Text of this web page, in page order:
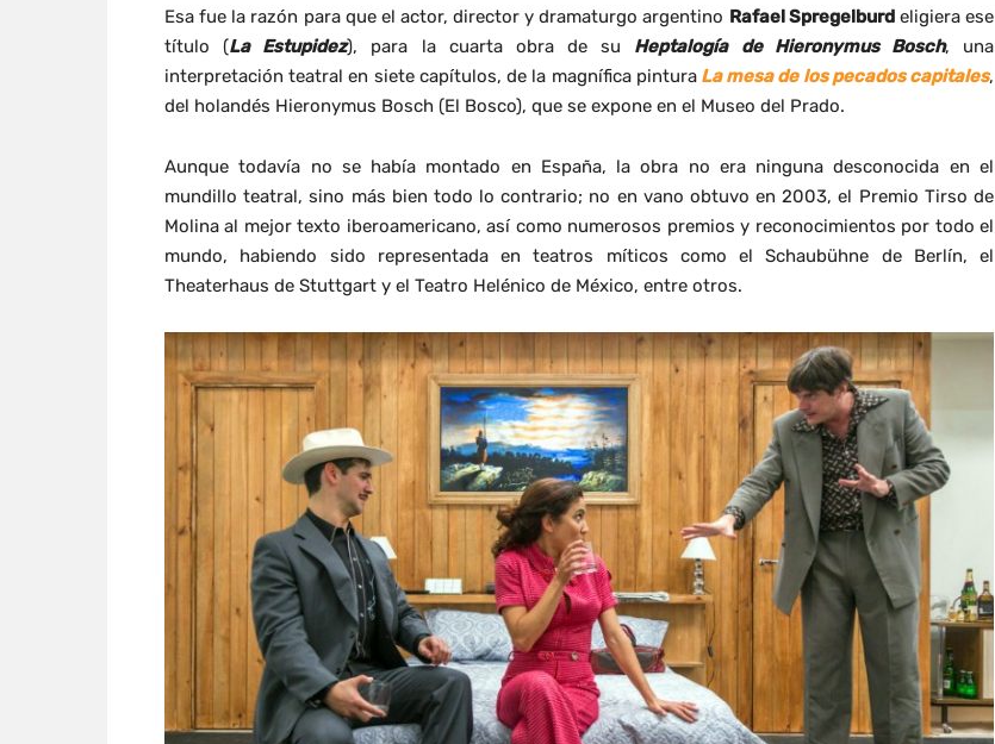
Esa fue la razón para que el actor, director y dramaturgo argentino Rafael Spregelburdeligiera ese
título (La Estupidez), para la cuarta obra de su Heptalogía de Hieronymus Bosch, una
interpretación teatral en siete capítulos, de la magnífica pinturaLa mesa de los pecados capitales,
del holandés Hieronymus Bosch (El Bosco), que se expone en el Museo del Prado.
Aunque todavía no se había montado en España, la obra no era ninguna desconocida en el
mundillo teatral, sino más bien todo lo contrario; no en vano obtuvo en 2003, el Premio Tirso de
Molina al mejor texto iberoamericano, así como numerosos premios y reconocimientos por todo el
mundo, habiendo sido representada en teatros míticos como el Schaubühne de Berlín, el
Theaterhaus de Stuttgart y el Teatro Helénico de México, entre otros.